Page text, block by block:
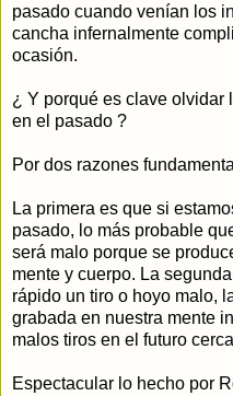
pasado cuando venían los
cancha infernalmente
ocasión.
¿ Y porqué es clave olvidar
en el pasado ?
Por dos razones
La primera es que si
pasado, lo más probable
será malo porque se
mente y cuerpo. La
rápido un tiro o hoyo malo,
grabada en nuestra mente
malos tiros en el futuro
Espectacular lo hecho por